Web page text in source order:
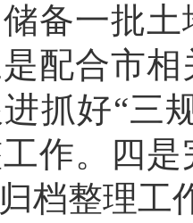
备一批
配合市
抓好“三
作。四
档整理工